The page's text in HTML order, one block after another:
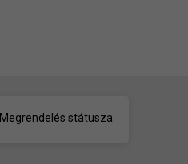
Megrendelés státusza